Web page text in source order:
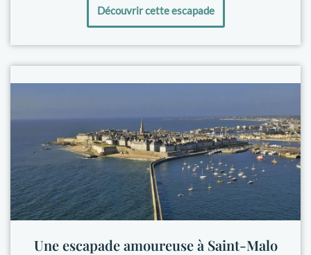
Découvrir cette escapade
Une escapade amoureuse à Saint-Malo